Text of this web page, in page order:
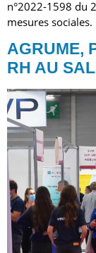
n°2022-1598 du
mesures sociales.
AGRUME,
RH AU